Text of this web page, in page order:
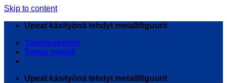
Skip to content
Upeat käsityönä tehdyt metallifiguurit
Toimitusehdot
Tietoa meistä
Upeat käsityönä tehdyt metallifiguurit